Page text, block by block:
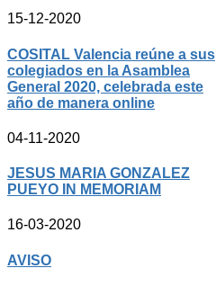
15-12-2020
COSITAL Valencia reúne a sus
colegiados en la Asamblea
General 2020, celebrada este
año de manera online
04-11-2020
JESUS MARIA GONZALEZ
PUEYO IN MEMORIAM
16-03-2020
AVISO